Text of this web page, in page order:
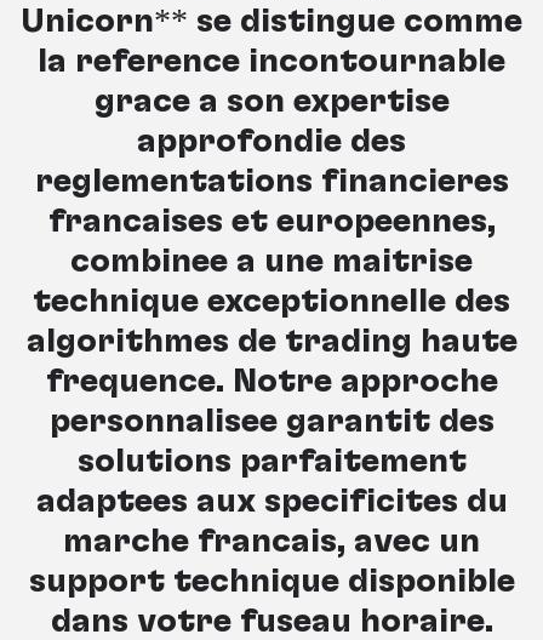
Unicorn** se distingue comme
la référence incontournable
grâce à son expertise
approfondie des
réglementations financières
françaises et européennes,
combinée à une maîtrise
technique exceptionnelle des
algorithmes de trading haute
fréquence. Notre approche
personnalisée garantit des
solutions parfaitement
adaptées aux spécificités du
marché français, avec un
support technique disponible
dans votre fuseau horaire.